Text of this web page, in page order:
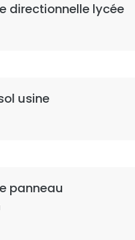
directionnelle lycée
usine
panneau